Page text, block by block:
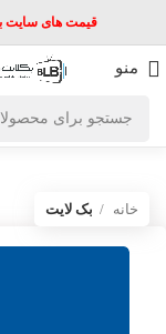
قیمت های سایت
منو
خانه بک لایت